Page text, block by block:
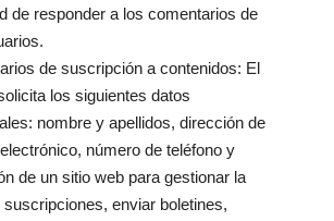
de responder a los comentarios de
de suscripción a contenidos: El
los siguientes datos
nombre y apellidos, dirección de
número de teléfono y
de un sitio web para gestionar la
suscripciones, enviar boletines,